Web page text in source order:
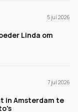
5 jul 2026
Linda om
7 jul 2026
in Amsterdam te